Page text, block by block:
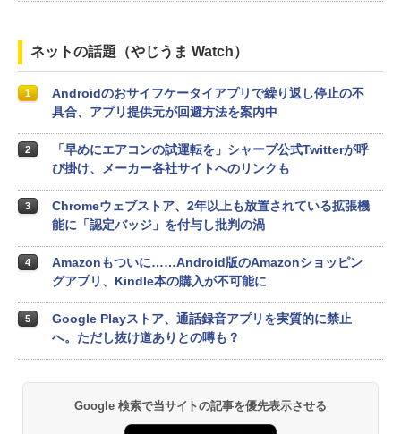
ネットの話題（やじうま Watch）
1
Androidのおサイフケータイアプリで繰り返し停止の不
具合、アプリ提供元が回避方法を案内中
2
「早めにエアコンの試運転を」シャープ公式Twitterが呼
び掛け、メーカー各社サイトへのリンクも
3
Chromeウェブストア、2年以上も放置されている拡張機
能に「認定バッジ」を付与し批判の渦
4
Amazonもついに……Android版のAmazonショッピン
グアプリ、Kindle本の購入が不可能に
5
Google Playストア、通話録音アプリを実質的に禁止
へ。ただし抜け道ありとの噂も？
Google 検索で当サイトの記事を優先表示させる